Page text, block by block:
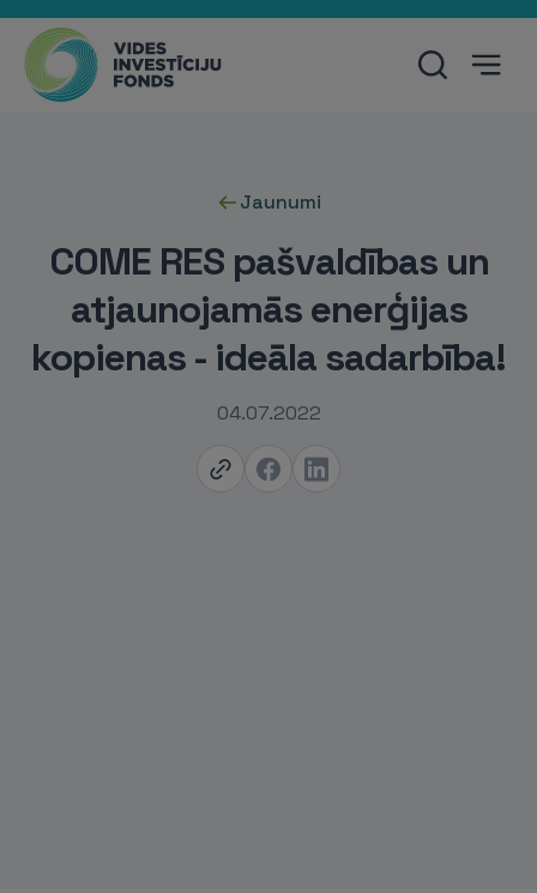
Jaunumi
COME RES pašvaldības un
atjaunojamās enerģijas
kopienas - ideāla sadarbība!
04.07.2022